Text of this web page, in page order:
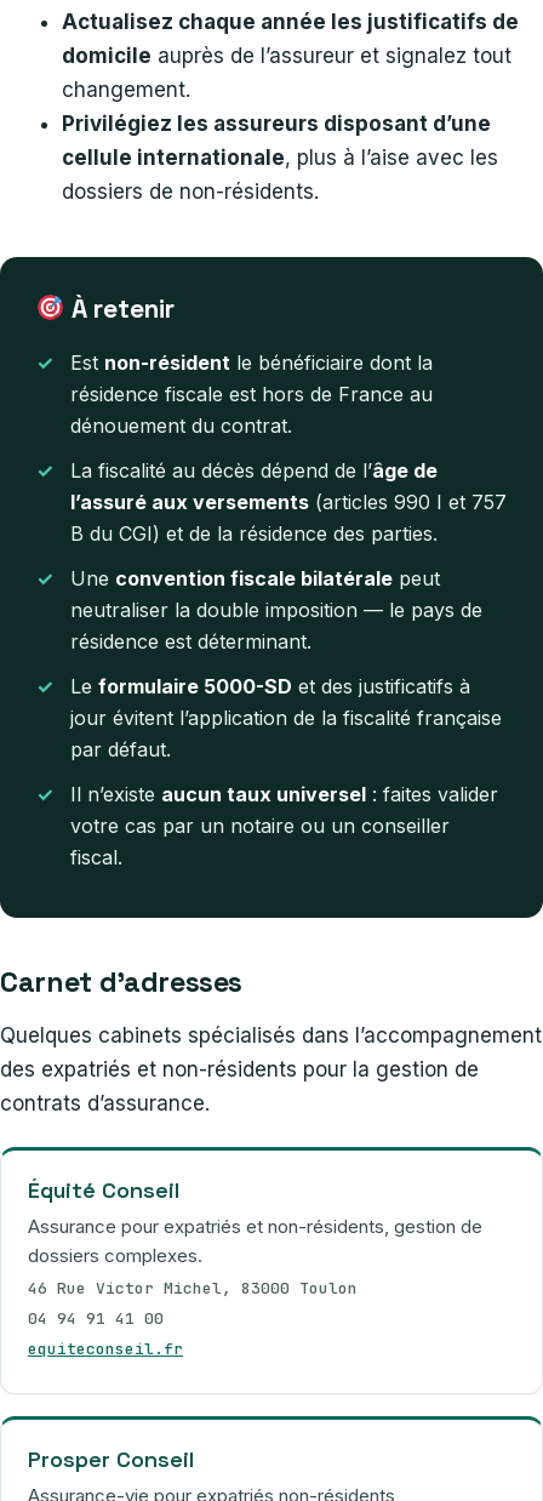
Actualisez chaque année les justificatifs de
domicile auprès de l’assureur et signalez tout
changement.
Privilégiez les assureurs disposant d’une
cellule internationale, plus à l’aise avec les
dossiers de non-résidents.
À retenir
Est non-résident le bénéficiaire dont la
résidence fiscale est hors de France au
dénouement du contrat.
La fiscalité au décès dépend de l’âge de
l’assuré aux versements (articles 990 I et 757
B du CGI) et de la résidence des parties.
Une convention fiscale bilatérale peut
neutraliser la double imposition — le pays de
résidence est déterminant.
Le formulaire 5000-SD et des justificatifs à
jour évitent l’application de la fiscalité française
par défaut.
Il n’existe aucun taux universel : faites valider
votre cas par un notaire ou un conseiller
fiscal.
Carnet d’adresses
Quelques cabinets spécialisés dans l’accompagnement
des expatriés et non-résidents pour la gestion de
contrats d’assurance.
Équité Conseil
Assurance pour expatriés et non-résidents, gestion de
dossiers complexes.
46 Rue Victor Michel, 83000 Toulon
04 94 91 41 00
equiteconseil.fr
Prosper Conseil
Assurance-vie pour expatriés non-résidents,